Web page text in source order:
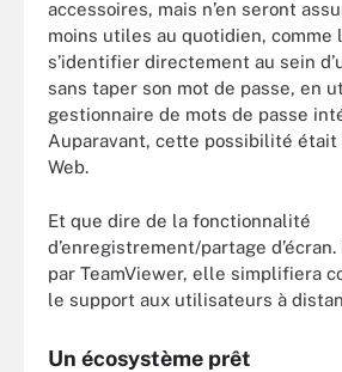
accessoires, mais n’en seront
moins utiles au quotidien, comme
s’identifier directement au sein
sans taper son mot de passe, en
gestionnaire de mots de passe
Auparavant, cette possibilité
Web.
Et que dire de la fonctionnalité
d’enregistrement/partage
par TeamViewer, elle simplifiera
le support aux utilisateurs à
Un écosystème prêt